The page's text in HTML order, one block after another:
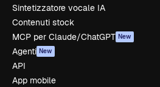
Sintetizzatore vocale IA
Contenuti stock
MCP per Claude/ChatGPT New
Agenti New
API
App mobile